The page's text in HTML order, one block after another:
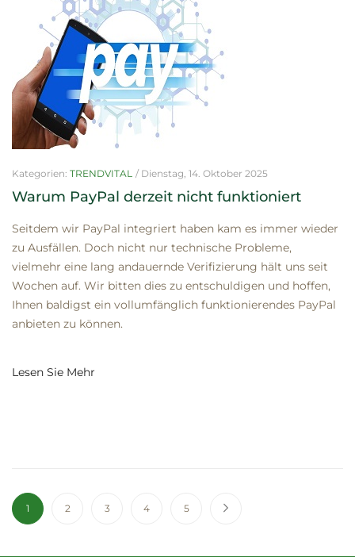
Kategorien: TRENDVITAL / Dienstag, 14. Oktober 2025
Warum PayPal derzeit nicht funktioniert
Seitdem wir PayPal integriert haben kam es immer wieder
zu Ausfällen. Doch nicht nur technische Probleme,
vielmehr eine lang andauernde Verifizierung hält uns seit
Wochen auf. Wir bitten dies zu entschuldigen und hoffen,
Ihnen baldigst ein vollumfänglich funktionierendes PayPal
anbieten zu können.
Lesen Sie Mehr
Seite
Sie lesen gerade die Seite
1 Seite
2 Seite
3 Seite
4 Seite
5